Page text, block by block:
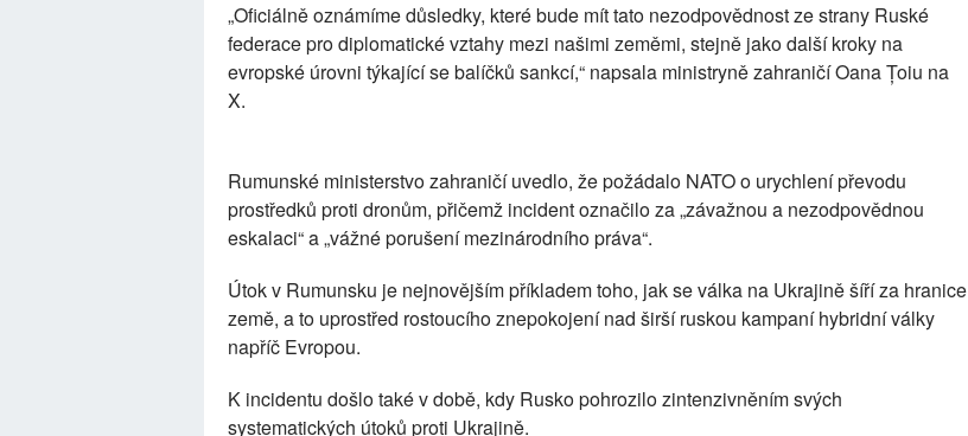
„Oficiálně oznámíme důsledky, které bude mít tato nezodpovědnost ze strany Ruské
federace pro diplomatické vztahy mezi našimi zeměmi, stejně jako další kroky na
evropské úrovni týkající se balíčků sankcí,“ napsala ministryně zahraničí Oana Țoiu na
X.
Rumunské ministerstvo zahraničí uvedlo, že požádalo NATO o urychlení převodu
prostředků proti dronům, přičemž incident označilo za „závažnou a nezodpovědnou
eskalaci“ a „vážné porušení mezinárodního práva“.
Útok v Rumunsku je nejnovějším příkladem toho, jak se válka na Ukrajině šíří za hranice
země, a to uprostřed rostoucího znepokojení nad širší ruskou kampaní hybridní války
napříč Evropou.
K incidentu došlo také v době, kdy Rusko pohrozilo zintenzivněním svých
systematických útoků proti Ukrajině.